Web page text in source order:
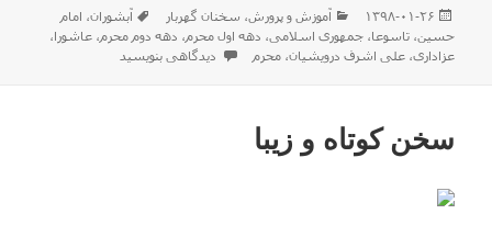
ارسال
شده
در
۱۳۹۸-۰۱-۲۶ دسته‌ها
آموزش و پرورش، سخنان گهربار برچسب‌ها
آبشوران، امام
حسین،تاسوعا،جمهوری اسلامی، دهه اول محرم، دهه دوم محرم،عاشورا،
عزاداری،علی اشرف درویشیان،محرم برای همواره عزادار …
دیدگاهی بنویسید
سخن کوتاه و زیبا